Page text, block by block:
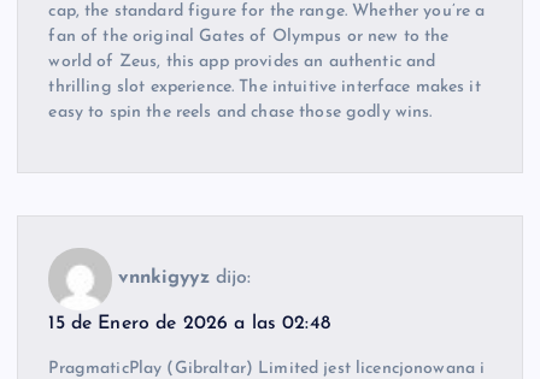
cap, the standard figure for the range. Whether you’re a
fan of the original Gates of Olympus or new to the
world of Zeus, this app provides an authentic and
thrilling slot experience. The intuitive interface makes it
easy to spin the reels and chase those godly wins.
vnnkigyyz dijo:
15 de Enero de 2026 a las 02:48
PragmaticPlay (Gibraltar) Limited jest licencjonowana i